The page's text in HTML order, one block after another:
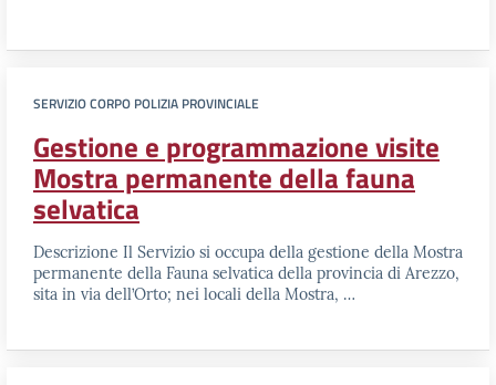
SERVIZIO CORPO POLIZIA PROVINCIALE
Gestione e programmazione visite
Mostra permanente della fauna
selvatica
Descrizione Il Servizio si occupa della gestione della Mostra
permanente della Fauna selvatica della provincia di Arezzo,
sita in via dell’Orto; nei locali della Mostra, …